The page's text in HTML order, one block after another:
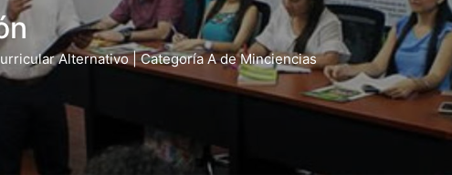
Alternativo | Categoría A de Minciencias